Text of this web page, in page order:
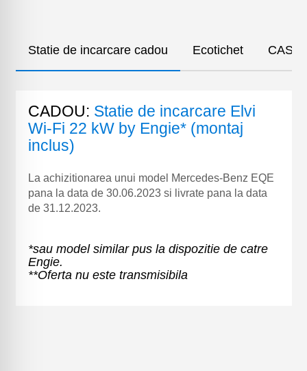
Statie de incarcare cadou Ecotichet
CADOU: Statie de incarcare Elvi
Wi-Fi 22 kW by Engie* (montaj
inclus)
La achizitionarea unui model Mercedes-Benz EQE
pana la data de 30.06.2023 si livrate pana la data
de 31.12.2023.
*sau model similar pus la dispozitie de catre
Engie.
**Oferta nu este transmisibila